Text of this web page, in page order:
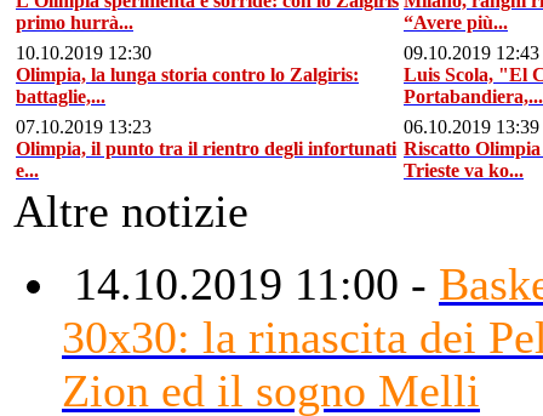
primo hurrà...
“Avere più...
10.10.2019 12:30
Olimpia, la lunga storia contro lo Zalgiris:
battaglie,...
09.10.2019 12:43
Luis Scola, "El
Portabandiera,...
07.10.2019 13:23
Olimpia, il punto tra il rientro degli infortunati
e...
06.10.2019 13:39
Riscatto
Trieste va ko...
Altre notizie
14.10.2019 11:00 -
30x30: la rinascita dei
Zion ed il sogno Melli